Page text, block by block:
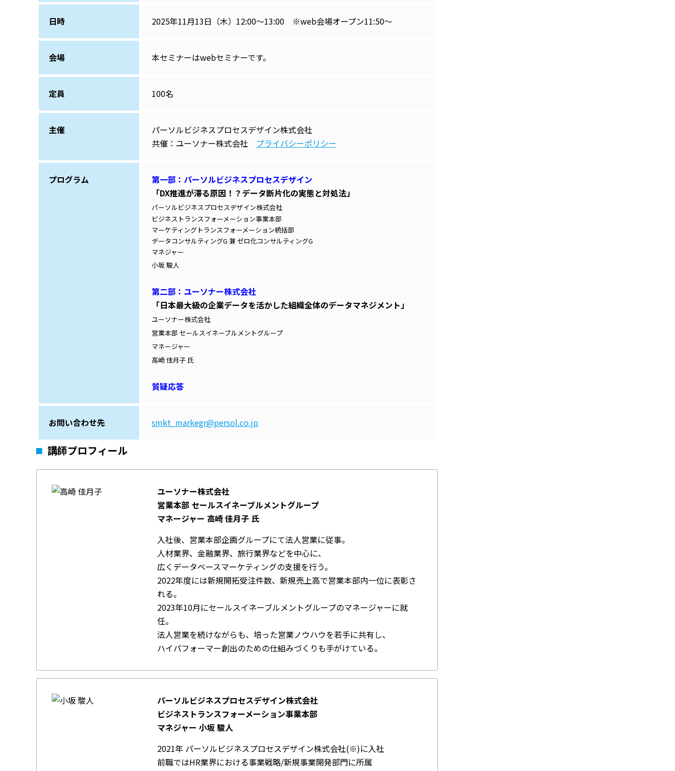
日時 2025年11月13日（木）12:00～13:00 ※web会場オープン11:50～
会場 本セミナーはwebセミナーです。
定員 100名
主催
パーソルビジネスプロセスデザイン株式会社
共催：ユーソナー株式会社 プライバシーポリシー
プログラム
第一部：パーソルビジネスプロセスデザイン
「DX推進が滞る原因！？データ断片化の実態と対処法」
パーソルビジネスプロセスデザイン株式会社
ビジネストランスフォーメーション事業本部
マーケティングトランスフォーメーション統括部
データコンサルティングG 兼 ゼロ化コンサルティングG
マネジャー
小坂 駿人
第二部：ユーソナー株式会社
「日本最大級の企業データを活かした組織全体のデータマネジメント」
ユーソナー株式会社
営業本部 セールスイネーブルメントグループ
マネージャー
高崎 佳月子 氏
質疑応答
お問い合わせ先 smkt_markegr@persol.co.jp
講師プロフィール
ユーソナー株式会社
営業本部 セールスイネーブルメントグループ
マネージャー 高崎 佳月子 氏
入社後、営業本部企画グループにて法人営業に従事。
人材業界、金融業界、旅行業界などを中心に、
広くデータベースマーケティングの支援を行う。
2022年度には新規開拓受注件数、新規売上高で営業本部内一位に表彰さ
れる。
2023年10月にセールスイネーブルメントグループのマネージャーに就
任。
法人営業を続けながらも、培った営業ノウハウを若手に共有し、
ハイパフォーマー創出のための仕組みづくりも手がけている。
パーソルビジネスプロセスデザイン株式会社
ビジネストランスフォーメーション事業本部
マネジャー 小坂 駿人
2021年 パーソルビジネスプロセスデザイン株式会社(※)に入社
前職ではHR業界における事業戦略/新規事業開発部門に所属